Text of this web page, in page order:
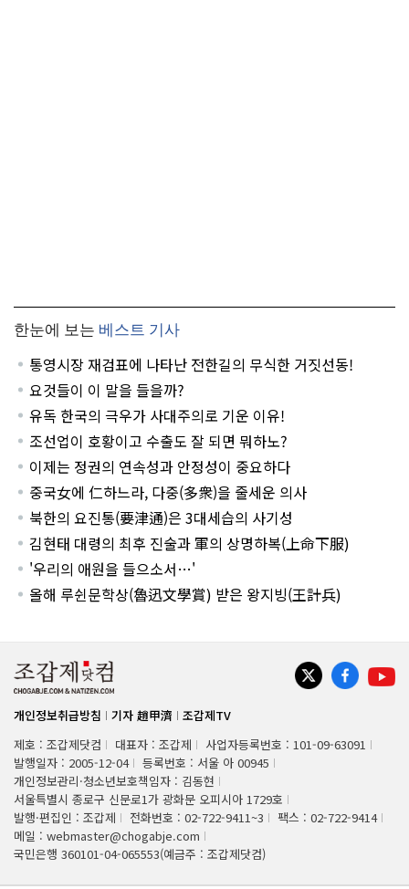
한눈에 보는 베스트 기사
통영시장 재검표에 나타난 전한길의 무식한 거짓선동!
요것들이 이 말을 들을까?
유독 한국의 극우가 사대주의로 기운 이유!
조선업이 호황이고 수출도 잘 되면 뭐하노?
이제는 정권의 연속성과 안정성이 중요하다
중국女에 仁하느라, 다중(多衆)을 줄세운 의사
북한의 요진통(要津通)은 3대세습의 사기성
김현태 대령의 최후 진술과 軍의 상명하복(上命下服)
'우리의 애원을 들으소서…'
올해 루쉰문학상(魯迅文學賞) 받은 왕지빙(王計兵)
개인정보취급방침 기자 趙甲濟
조갑제TV
제호 : 조갑제닷컴
대표자 : 조갑제
사업자등록번호 : 101-09-63091
발행일자 : 2005-12-04
등록번호 : 서울 아 00945
개인정보관리·청소년보호책임자 : 김동현
서울특별시 종로구 신문로1가 광화문 오피시아 1729호
발행·편집인 : 조갑제
전화번호 : 02-722-9411~3
팩스 : 02-722-9414
메일 : webmaster@chogabje.com
국민은행 360101-04-065553(예금주 : 조갑제닷컴)